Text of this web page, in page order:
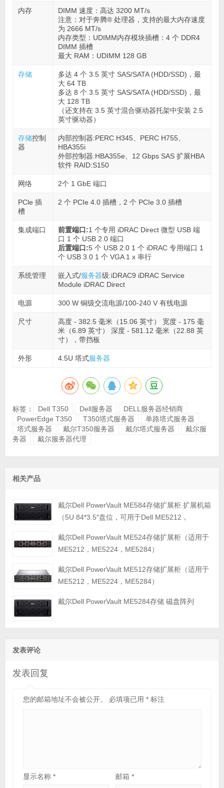
内存
DIMM 速度：高达 3200 MT/s
注意：对于奔腾® 处理器，支持的最大内存速度
为 2666 MT/s
内存类型：UDIMM内存模块插槽：4 个 DDR4
DIMM 插槽
最大 RAM：UDIMM 128 GB
存储
多达 4 个 3.5 英寸 SAS/SATA (HDD/SSD)，最
大 64 TB
多达 8 个 3.5 英寸 SAS/SATA (HDD/SSD)，最
大 128 TB
（还支持在 3.5 英寸混合驱动器托架中安装 2.5
英寸驱动器）
存储控制
器
内部控制器:PERC H345、PERC H755、
HBA355i
外部控制器:HBA355e、12 Gbps SAS 扩展HBA
软件 RAID:S150
网络 2个 1 GbE 端口
PCle 插
槽
2 个 PCIe 4.0 插槽，2 个 PCIe 3.0 插槽
集成端口 前置端口:1 个专用 iDRAC Direct 微型 USB 端
口 1 个 USB 2.0 端口
后置端口:5 个 USB 2.0 1 个 iDRAC 专用端口 1
个 USB 3.0 1 个 VGA 1 x 串行
系统管理 嵌入式/服务器级:iDRAC9 iDRAC Service
Module iDRAC Direct
电源 300 W 铜级交流电源/100-240 V 有线电源
尺寸
高度 - 382.5 毫米（15.06 英寸） 宽度 - 175 毫
米（6.89 英寸） 深度 - 581.12 毫米（22.88 英
寸），带挡板
外形 4.5U 塔式服务器
标签： Dell T350 Dell服务器
DELL服务器经销商
PowerEdge T350
T350塔式服务器
单路塔式服务器
塔式服务器
戴尔T350服务器 戴尔塔式服务器
戴尔服
务器
戴尔服务器代理
相关产品
戴尔Dell PowerVault ME584存储扩展柜 扩展机箱
（5U 84*3.5″盘位，可用于Dell ME5212，
戴尔Dell PowerVault ME524存储扩展柜（适用于
ME5212，ME5224，ME5284）
戴尔Dell PowerVault ME512存储扩展柜（适用于
ME5212，ME5224，ME5284）
戴尔Dell PowerVault ME5284存储 磁盘阵列
发表评论
发表回复
您的邮箱地址不会被公开。 必填项已用 *标注
显示名称 * 邮箱*